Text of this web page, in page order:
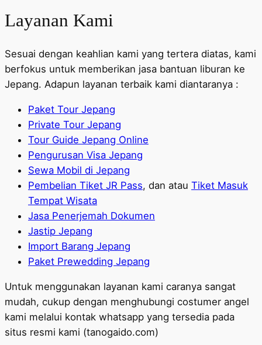
Layanan Kami
Sesuai dengan keahlian kami yang tertera diatas, kami
berfokus untuk memberikan jasa bantuan liburan ke
Jepang. Adapun layanan terbaik kami diantaranya :
Paket Tour Jepang
Private Tour Jepang
Tour Guide Jepang Online
Pengurusan Visa Jepang
Sewa Mobil di Jepang
Pembelian Tiket JR Pass, dan atau Tiket Masuk
Tempat Wisata
Jasa Penerjemah Dokumen
Jastip Jepang
Import Barang Jepang
Paket Prewedding Jepang
Untuk menggunakan layanan kami caranya sangat
mudah, cukup dengan menghubungi costumer angel
kami melalui kontak whatsapp yang tersedia pada
situs resmi kami (tanogaido.com)